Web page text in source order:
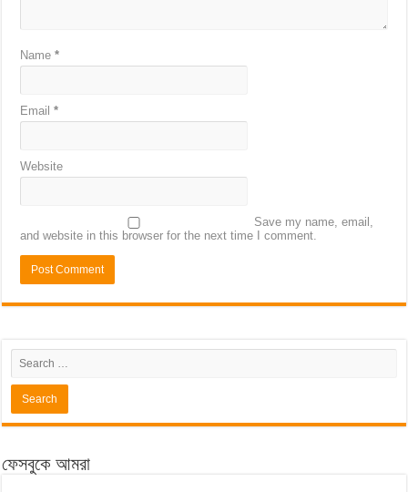
Name*
Email*
Website
Save my name, email,
and website in this browser for the next time I comment.
ফেসবুকে আমরা